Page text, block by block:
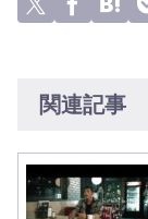
関連記事